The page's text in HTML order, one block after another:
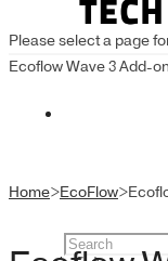
Please select a page
Ecoflow Wave 3 Add-
Home>EcoFlow>